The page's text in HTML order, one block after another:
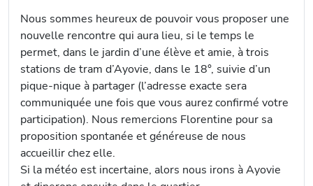
Nous sommes heureux de pouvoir vous proposer une
nouvelle rencontre qui aura lieu, si le temps le
permet, dans le jardin d’une élève et amie, à trois
stations de tram d’Ayovie, dans le 18°, suivie d’un
pique-nique à partager (l’adresse exacte sera
communiquée une fois que vous aurez confirmé votre
participation). Nous remercions Florentine pour sa
proposition spontanée et généreuse de nous
accueillir chez elle.
Si la météo est incertaine, alors nous irons à Ayovie